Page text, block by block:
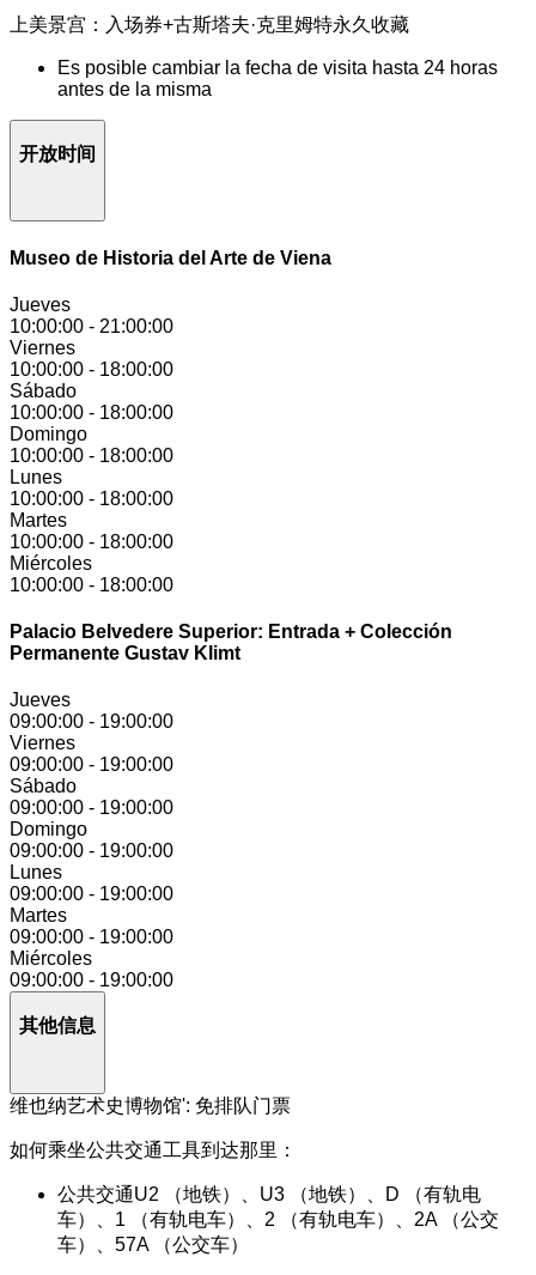
上美景宫：入场券+古斯塔夫·克里姆特永久收藏
Es posible cambiar la fecha de visita hasta 24 horas
antes de la misma
开放时间
Museo de Historia del Arte de Viena
Jueves
10:00:00 - 21:00:00
Viernes
10:00:00 - 18:00:00
Sábado
10:00:00 - 18:00:00
Domingo
10:00:00 - 18:00:00
Lunes
10:00:00 - 18:00:00
Martes
10:00:00 - 18:00:00
Miércoles
10:00:00 - 18:00:00
Palacio Belvedere Superior: Entrada + Colección
Permanente Gustav Klimt
Jueves
09:00:00 - 19:00:00
Viernes
09:00:00 - 19:00:00
Sábado
09:00:00 - 19:00:00
Domingo
09:00:00 - 19:00:00
Lunes
09:00:00 - 19:00:00
Martes
09:00:00 - 19:00:00
Miércoles
09:00:00 - 19:00:00
其他信息
维也纳艺术史博物馆': 免排队门票
如何乘坐公共交通工具到达那里：
公共交通U2 （地铁）、U3 （地铁）、D （有轨电
车）、1 （有轨电车）、2 （有轨电车）、2A （公交
车）、57A （公交车）